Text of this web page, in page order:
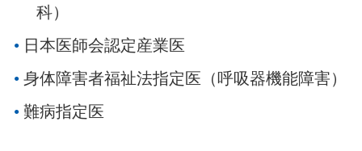
科）
日本医師会認定産業医
身体障害者福祉法指定医（呼吸器機能障害）
難病指定医